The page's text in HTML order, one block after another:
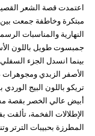
اعتمدت قصة الشعر
مبتكرة وخاطفة جمعت بين
النهارية والمناسبات
جمبسوت طويل باللون
بينما انسدل الجزء
الأصفر الزبدي
تريكو باللون البيج
أبيض عالي الخصر بقصة
الإطلالات الفخمة،
المطرزة بحبيبات الترتر